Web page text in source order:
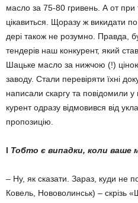
масло за 75-80 гри­вень. А от при
цікавиться. Щоразу ж викидати
дері також не ро­зум­но. Правда,
тендерів наш кон­курент, який
Ша­цьке масло за нижчою (!)
за­воду. Стали перевіряти їхні
написали скар­гу та по­відомили у
курент одразу відмо­вив­ся від
пропозицію.
l Тобто є випадки, коли ваше
– Ну, як сказати. Зараз, куди не
Ковель, Нововолинськ) – скрізь